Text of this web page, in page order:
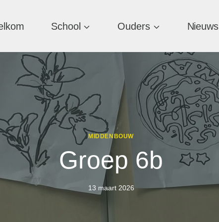
School Ouders Nieuws
MIDDENBOUW
Groep 6b
13 maart 2026